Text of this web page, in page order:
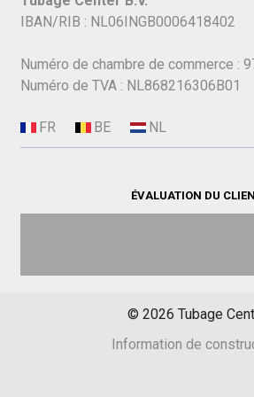
IBAN/RIB : NL06INGB0006418402
Numéro de chambre de commerce :
Numéro de TVA : NL868216306B01
ÉVALUATION DU
© 2026 Tubage
Information de